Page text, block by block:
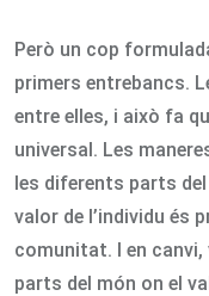
Però un cop
primers entrebancs.
entre elles, i això fa
universal. Les
les diferents parts del
valor de l’individu és
comunitat. I en
parts del món on el